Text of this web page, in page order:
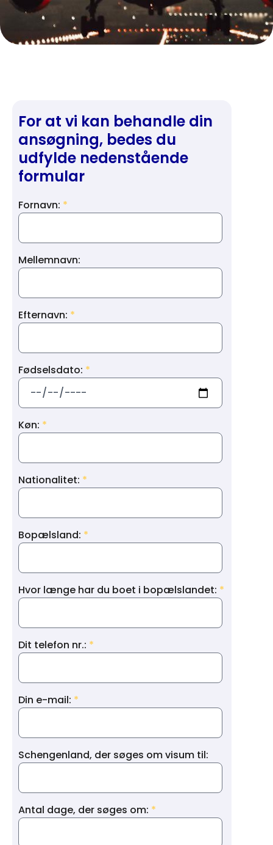
For at vi kan behandle din
ansøgning, bedes du
udfylde nedenstående
formular
Fornavn:
Mellemnavn:
Efternavn:
Fødselsdato:
Køn:
Nationalitet:
Bopælsland:
Hvor længe har du boet i bopælslandet:
Dit telefon nr.:
Din e-mail:
Schengenland, der søges om visum til:
Antal dage, der søges om: